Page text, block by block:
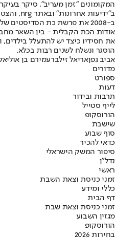
המקומונים "זמן מעריב", סיקר
ב-2008 את פרשת כת
אודות הכת הקבלית - בין השאר
את חסידיו כיצד יש להתעלל
הוסגר ונשלח לשנים רבות בכלא.
אביב גפןאריאל זילברעמירם בן
מדורים
ספורט
דעות
תרבות ובידור
לייף סטייל
הורוסקופ
שישבת
סוף שבוע
כדאי להכיר
סיפור המשק הישראלי
נדל"ן
ראשי
זמני כניסת וצאת השבת
כללי ומידע
דף הבית
זמני כניסת וצאת שבת
מגזין השבוע
הורוסקופ
בחירות 2026